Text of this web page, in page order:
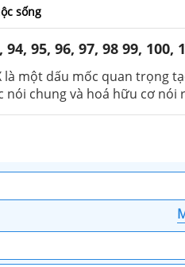
sống
95, 96, 97, 98 99,
là một dấu mốc quan
chung và hoá hữu cơ nói